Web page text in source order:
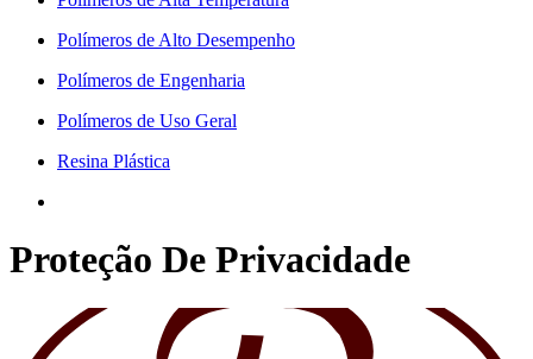
Polímeros de Alto Desempenho
Polímeros de Engenharia
Polímeros de Uso Geral
Resina Plástica
Proteção De Privacidade